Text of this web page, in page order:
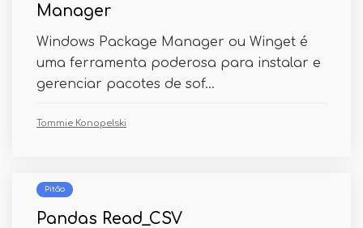
Manager
Windows Package Manager ou Winget é
uma ferramenta poderosa para instalar e
gerenciar pacotes de sof...
Tommie Konopelski
Pitão
Pandas Read_CSV